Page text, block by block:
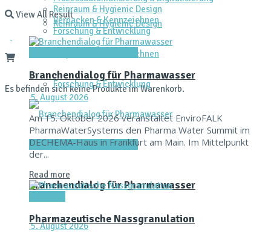
View All Result
Es befinden sich keine Produkte im Warenkorb.
Reinraum & Hygienic Design
Verpacken & Kennzeichnen
Forschung & Entwicklung
Dienstleistungen & Services
Branchendialog für Pharmawasser
5. August 2026
Reinraum & Hygienic Design
Verpacken & Kennzeichnen
Forschung & Entwicklung
Branchendialog für Pharmawasser
5. August 2026
Am 15. Oktober 2026 veranstaltet EnviroFALK
PharmaWaterSystems den Pharma Water Summit im
DECHEMA-Haus in Frankfurt am Main. Im Mittelpunkt
der...
Read more
Pharmazeutische Nassgranulation